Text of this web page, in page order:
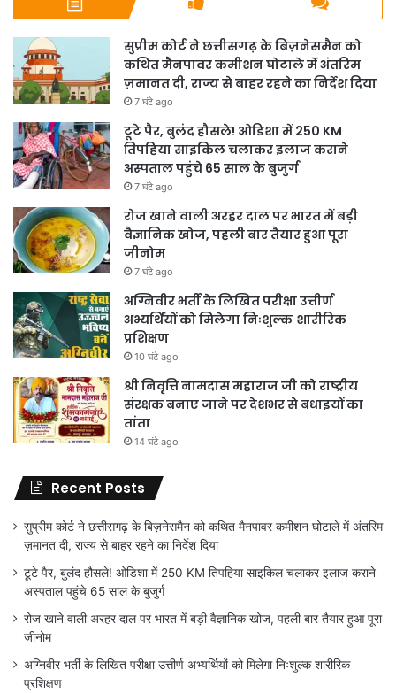
सुप्रीम कोर्ट ने छत्तीसगढ़ के बिज़नेसमैन को
कथित मैनपावर कमीशन घोटाले में अंतरिम
ज़मानत दी, राज्य से बाहर रहने का निर्देश दिया
7 घंटे ago
टूटे पैर, बुलंद हौसले! ओडिशा में 250 KM
तिपहिया साइकिल चलाकर इलाज कराने
अस्पताल पहुंचे 65 साल के बुजुर्ग
7 घंटे ago
रोज खाने वाली अरहर दाल पर भारत में बड़ी
वैज्ञानिक खोज, पहली बार तैयार हुआ पूरा
जीनोम
7 घंटे ago
अग्निवीर भर्ती के लिखित परीक्षा उत्तीर्ण
अभ्यर्थियों को मिलेगा निःशुल्क शारीरिक
प्रशिक्षण
10 घंटे ago
श्री निवृत्ति नामदास महाराज जी को राष्ट्रीय
संरक्षक बनाए जाने पर देशभर से बधाइयों का
तांता
14 घंटे ago
Recent Posts
सुप्रीम कोर्ट ने छत्तीसगढ़ के बिज़नेसमैन को कथित मैनपावर कमीशन घोटाले में अंतरिम
ज़मानत दी, राज्य से बाहर रहने का निर्देश दिया
टूटे पैर, बुलंद हौसले! ओडिशा में 250 KM तिपहिया साइकिल चलाकर इलाज कराने
अस्पताल पहुंचे 65 साल के बुजुर्ग
रोज खाने वाली अरहर दाल पर भारत में बड़ी वैज्ञानिक खोज, पहली बार तैयार हुआ पूरा
जीनोम
अग्निवीर भर्ती के लिखित परीक्षा उत्तीर्ण अभ्यर्थियों को मिलेगा निःशुल्क शारीरिक
प्रशिक्षण